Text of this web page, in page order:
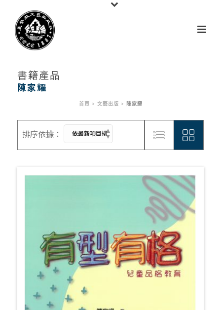
書籍產品
首頁 > 文藝出版 > 陳家耀
陳家耀